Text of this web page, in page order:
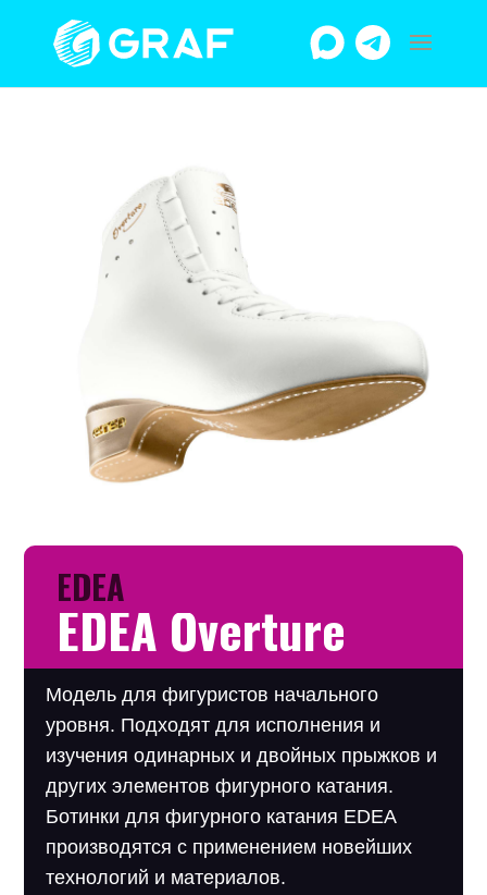
EDEA
EDEA Overture
Модель для фигуристов начального
уровня. Подходят для исполнения и
изучения одинарных и двойных прыжков и
других элементов фигурного катания.
Ботинки для фигурного катания EDEA
производятся с применением новейших
технологий и материалов.